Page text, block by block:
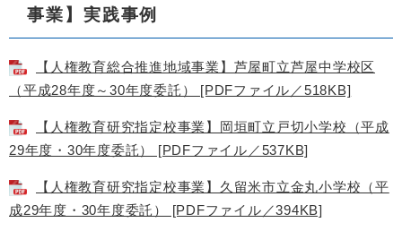
事業】実践事例
【人権教育総合推進地域事業】芦屋町立芦屋中学校区
（平成28年度～30年度委託） [PDFファイル／518KB]
【人権教育研究指定校事業】岡垣町立戸切小学校（平成
29年度・30年度委託） [PDFファイル／537KB]
【人権教育研究指定校事業】久留米市立金丸小学校（平
成29年度・30年度委託） [PDFファイル／394KB]